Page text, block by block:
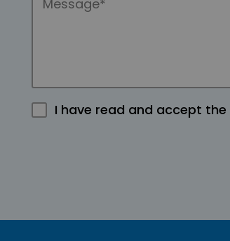
I have read and accept the